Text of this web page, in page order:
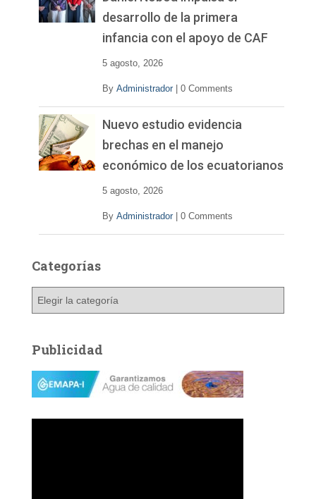
desarrollo de la primera
infancia con el apoyo de CAF
5 agosto, 2026
By Administrador 0 Comments
Nuevo estudio evidencia
brechas en el manejo
económico de los ecuatorianos
5 agosto, 2026
By Administrador 0 Comments
Categorías
g
o
a
Publicidad